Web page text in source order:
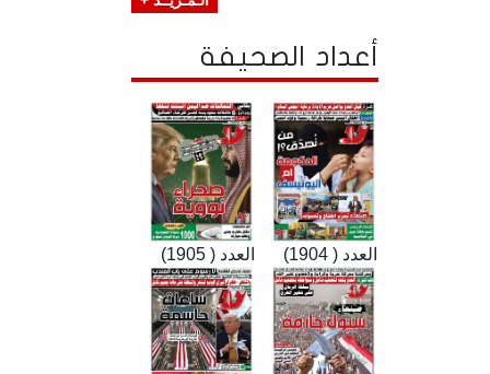
أعداد الصحيفة
العدد ( 1905) العدد ( 1904)